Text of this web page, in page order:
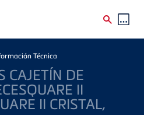
Técnica
CAJETÍN DE
II
II CRISTAL,